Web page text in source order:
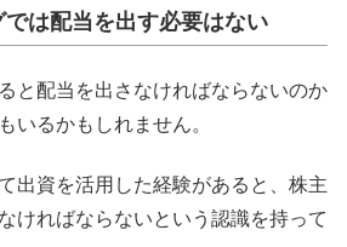
では配当を出す必要はない
と配当を出さなければならないのか
いるかもしれません。
出資を活用した経験があると、株主
ければならないという認識を持って